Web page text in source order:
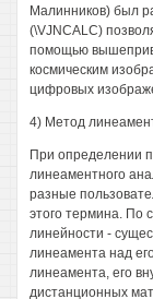
Малинников) был
(\VJNCALC)
помощью
космическим
цифровых
4) Метод
При определении
линеаментного
разные
этого термина. По
линейности -
линеамента над
линеамента, его
дистанционных